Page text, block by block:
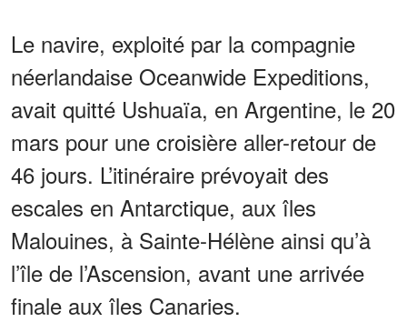
Le navire, exploité par la compagnie
néerlandaise Oceanwide Expeditions,
avait quitté Ushuaïa, en Argentine, le 20
mars pour une croisière aller-retour de
46 jours. L’itinéraire prévoyait des
escales en Antarctique, aux îles
Malouines, à Sainte-Hélène ainsi qu’à
l’île de l’Ascension, avant une arrivée
finale aux îles Canaries.